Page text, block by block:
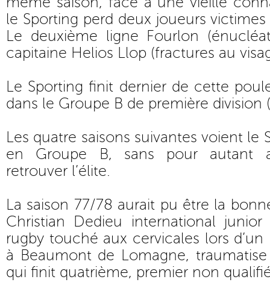
le Sporting perd deux joueurs victimes
Le deuxième ligne Fourlon
capitaine Helios Llop (fractures au
Le Sporting finit dernier de cette
dans le Groupe B de première division
Les quatre saisons suivantes voient le
en Groupe B, sans pour autant
retrouver l’élite.
La saison 77/78 aurait pu être la
Christian Dedieu international
rugby touché aux cervicales lors
à Beaumont de Lomagne,
qui finit quatrième, premier non